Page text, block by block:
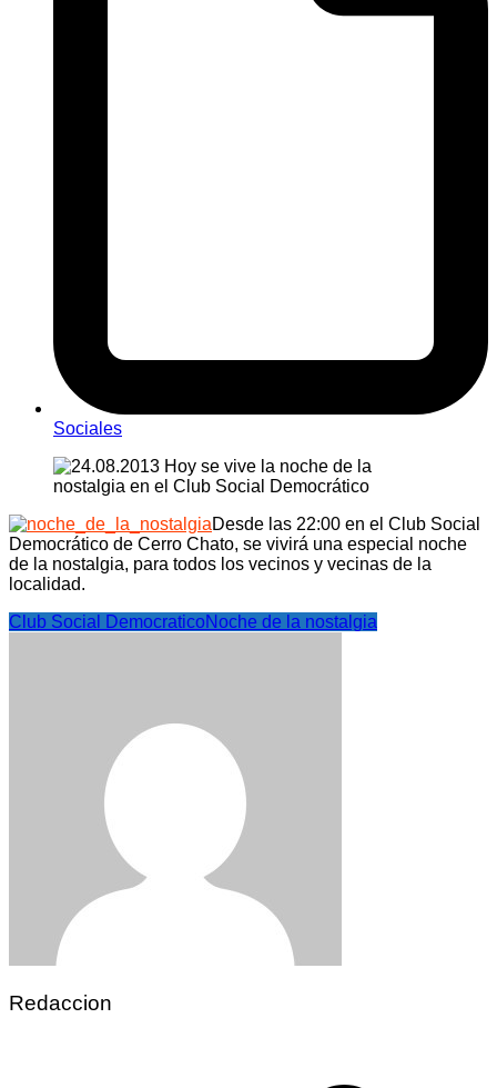
Sociales
Desde las 22:00 en el Club Social
Democrático de Cerro Chato, se vivirá una especial noche
de la nostalgia, para todos los vecinos y vecinas de la
localidad.
Club Social DemocraticoNoche de la nostalgia
Redaccion